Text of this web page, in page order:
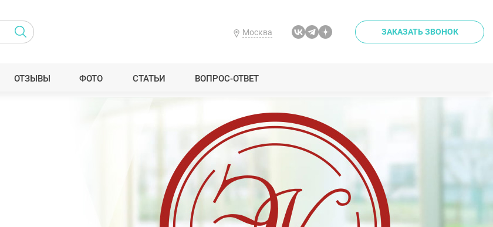
Москва ЗАКАЗАТЬ ЗВОНОК
ОТЗЫВЫ ФОТО СТАТЬИ ВОПРОС-ОТВЕТ